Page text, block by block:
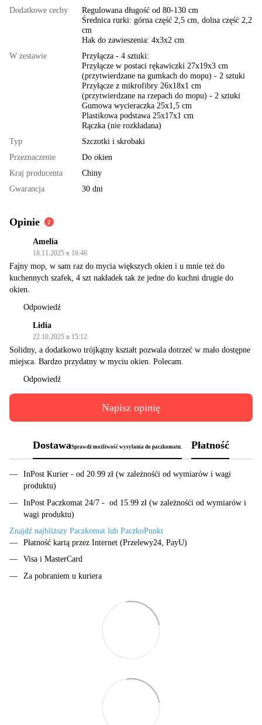
Dodatkowe cechy
Regulowana długość od 80-130 cm
Średnica rurki: górna część 2,5 cm, dolna część 2,2
cm
Hak do zawieszenia: 4x3x2 cm
W zestawie
Przyłącza - 4 sztuki:
Przyłącze w postaci rękawiczki 27x19x3 cm
(przytwierdzane na gumkach do mopu) - 2 sztuki
Przyłącze z mikrofibry 26x18x1 cm
(przytwierdzane na rzepach do mopu) - 2 sztuki
Gumowa wycieraczka 25x1,5 cm
Plastikowa podstawa 25x17x1 cm
Rączka (nie rozkładana)
Typ
Szczotki i skrobaki
Przeznaczenie
Do okien
Kraj producenta
Chiny
Gwarancja
30 dni
Opinie 2
Amelia
18.11.2025 в 16:46
Fajny mop, w sam raz do mycia większych okien i u mnie też do
kuchennych szafek, 4 szt nakładek tak że jedne do kuchni drugie do
okien.
Odpowiedź
Lidia
22.10.2025 в 15:12
Solidny, a dodatkowo trójkątny kształt pozwala dotrzeć w mało dostępne
miejsca. Bardzo przydatny w myciu okien. Polecam.
Odpowiedź
Napisz opinię
DostawaSprawdż możliwość wysyłania do paczkomatu. Płatność
InPost Kurier - od 20.99 zł (w zależnośći od wymiarów i wagi
produktu)
InPost Paczkomat 24/7 - od 15.99 zł (w zależnośći od wymiarów i
wagi produktu)
Znajdź najbliższy Paczkomat lub PaczkoPunkt
Płatność kartą przez Internet (Przelewy24, PayU)
Visa i MasterCard
Za pobraniem u kuriera